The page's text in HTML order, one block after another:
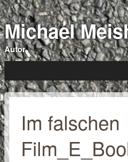
Michael
Autor
Im falschen